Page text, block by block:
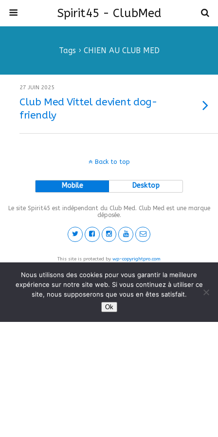
Spirit45 - ClubMed
Tags › CHIEN AU CLUB MED
27 JUIN 2025
Club Med Vittel devient dog-
friendly
Back to top
Mobile Desktop
Le site Spirit45 est indépendant du Club Med. Club Med est une marque
déposée.
This site is protected by wp-copyrightpro.com
Nous utilisons des cookies pour vous garantir la meilleure
expérience sur notre site web. Si vous continuez à utiliser ce
site, nous supposerons que vous en êtes satisfait.
Ok